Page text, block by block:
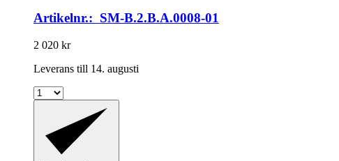
Artikelnr.: SM-B.2.B.A.0008-01
2 020 kr
Leverans till 14. augusti